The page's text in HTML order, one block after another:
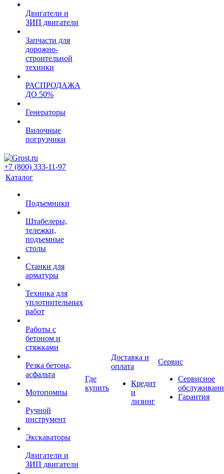
Двигатели и
ЗИП двигатели
Запчасти для
дорожно-
строительной
техники
РАСПРОДАЖА
ДО 50%
Генераторы
Вилочные
погрузчики
+7 (800) 333-11-97
Каталог
Подъемники
Штабелеры,
тележки,
подъемные
столы
Станки для
арматуры
Техника для
уплотнительных
работ
Работы с
бетоном и
стяжками
Резка бетона,
асфальта
Мотопомпы
Ручной
инструмент
Экскаваторы
Двигатели и
ЗИП двигатели
Где
купить
Доставка и
оплата
Кредит
и
лизинг
Сервис
Сервисное
Гарантия